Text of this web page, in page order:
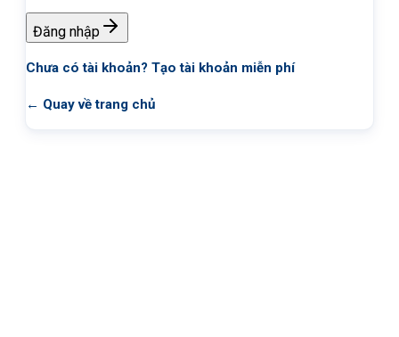
Đăng nhập
Chưa có tài khoản? Tạo tài khoản miễn phí
← Quay về trang chủ